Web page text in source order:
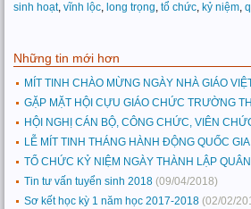
sinh hoạt, vĩnh lộc, long trọng, tổ chức, kỷ niệm,
Những tin mới hơn
MÍT TINH CHÀO MỪNG NGÀY NHÀ GIÁO
GẶP MẶT HỘI CỰU GIÁO CHỨC TRƯỜNG
HỘI NGHỊ CÁN BỘ, CÔNG CHỨC, VIÊN
LỄ MÍT TINH THÁNG HÀNH ĐỘNG QUỐC
TỔ CHỨC KỶ NIỆM NGÀY THÀNH LẬP
Tin tư vấn tuyển sinh 2018 (09/04/2018)
Sơ kết học kỳ 1 năm học 2017-2018 (02/02/